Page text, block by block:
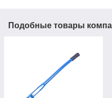
Подобные товары